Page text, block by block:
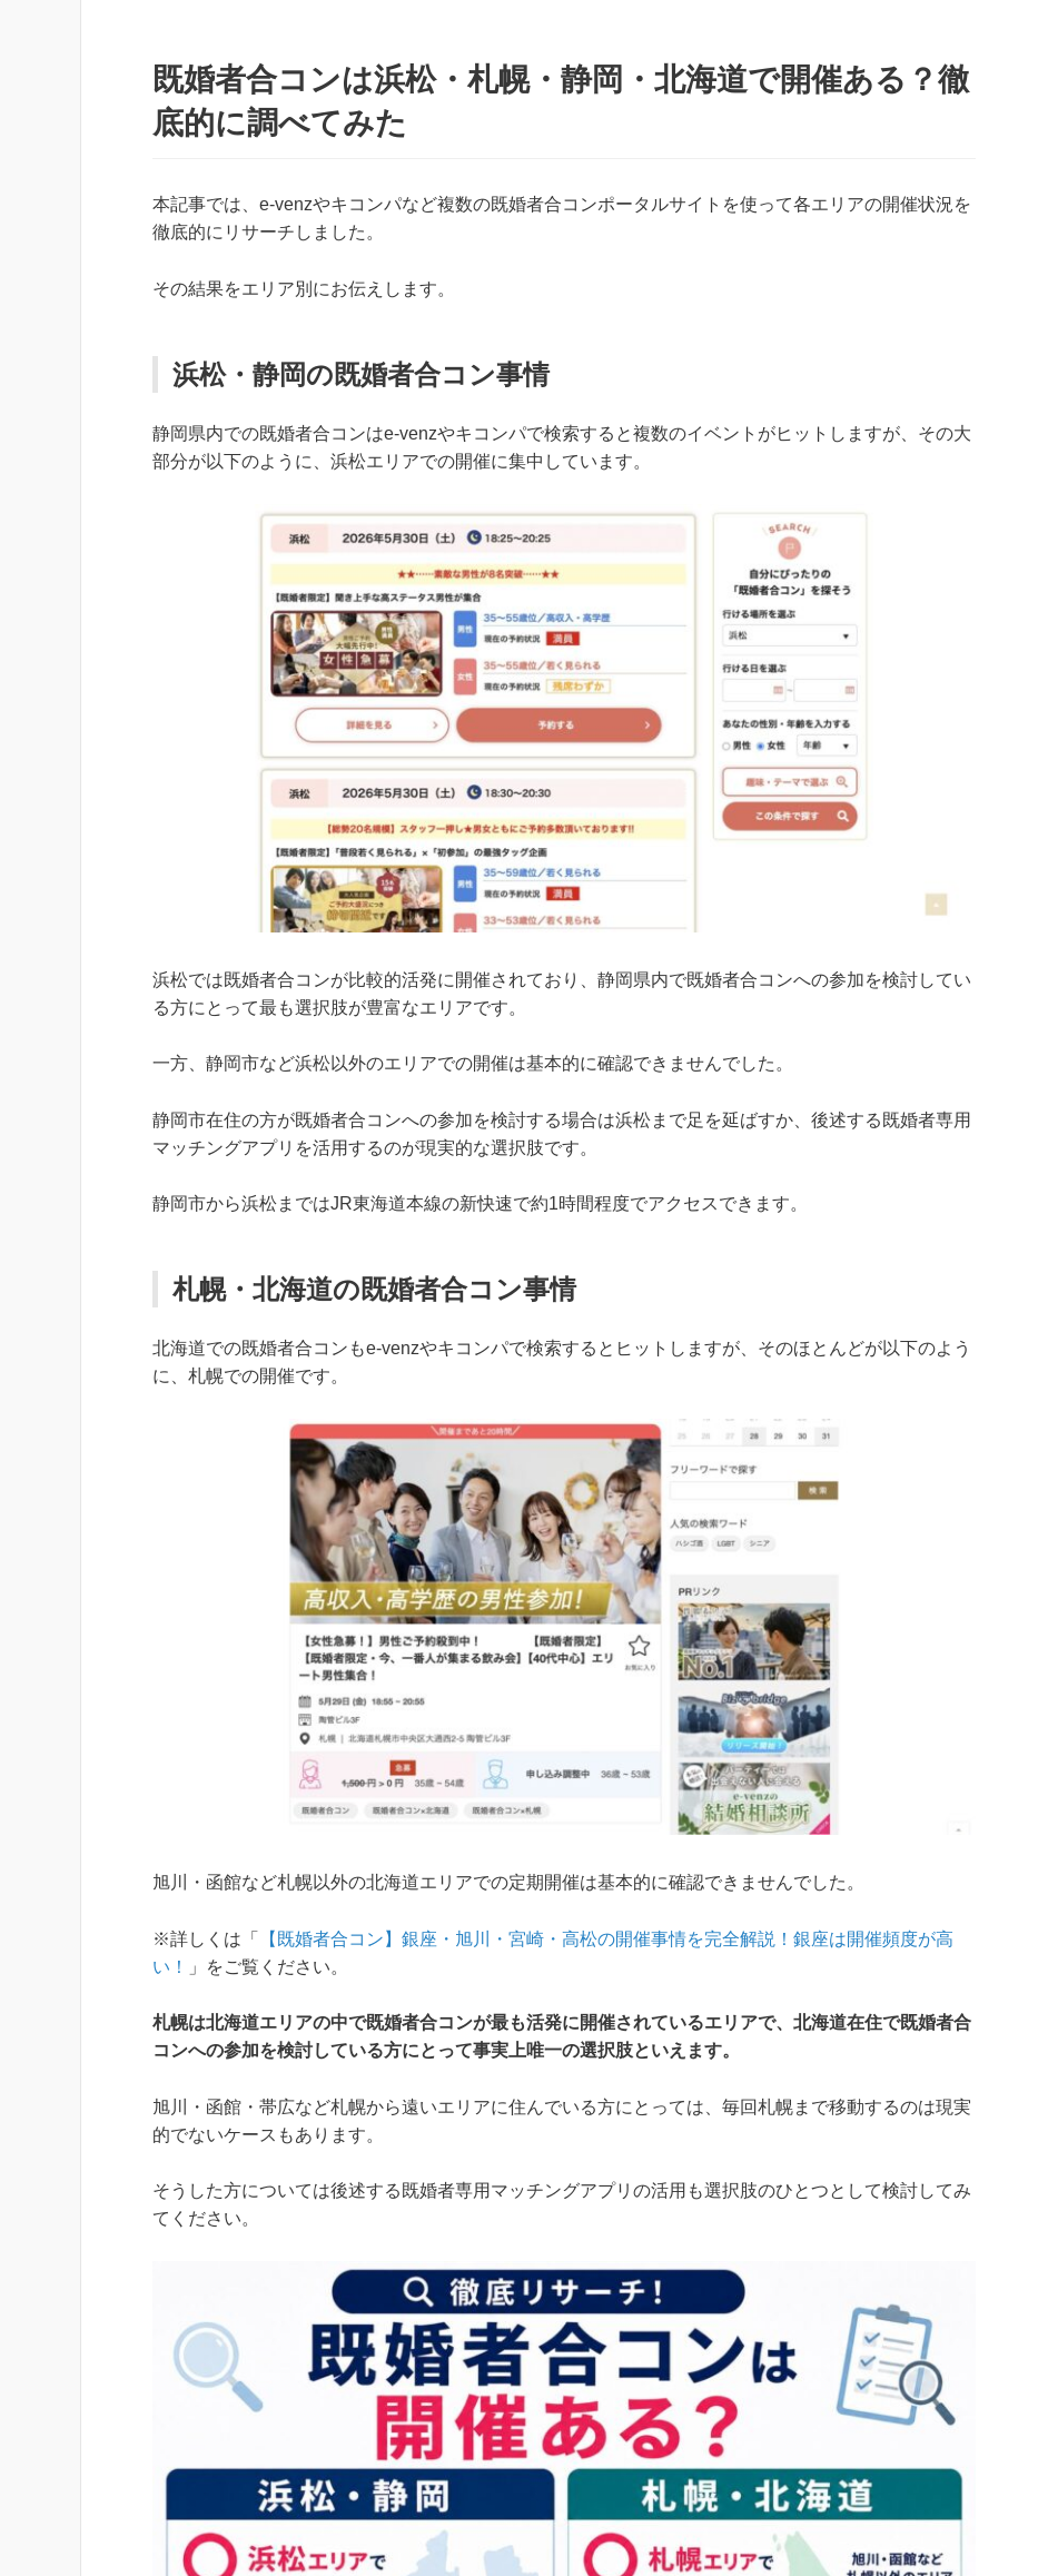
既婚者合コンは浜松・札幌・静岡・北海道で開催ある？徹
底的に調べてみた
本記事では、e-venzやキコンパなど複数の既婚者合コンポータルサイトを使って各エリアの開催状況を
徹底的にリサーチしました。
その結果をエリア別にお伝えします。
浜松・静岡の既婚者合コン事情
静岡県内での既婚者合コンはe-venzやキコンパで検索すると複数のイベントがヒットしますが、その大
部分が以下のように、浜松エリアでの開催に集中しています。
浜松では既婚者合コンが比較的活発に開催されており、静岡県内で既婚者合コンへの参加を検討してい
る方にとって最も選択肢が豊富なエリアです。
一方、静岡市など浜松以外のエリアでの開催は基本的に確認できませんでした。
静岡市在住の方が既婚者合コンへの参加を検討する場合は浜松まで足を延ばすか、後述する既婚者専用
マッチングアプリを活用するのが現実的な選択肢です。
静岡市から浜松まではJR東海道本線の新快速で約1時間程度でアクセスできます。
札幌・北海道の既婚者合コン事情
北海道での既婚者合コンもe-venzやキコンパで検索するとヒットしますが、そのほとんどが以下のよう
に、札幌での開催です。
旭川・函館など札幌以外の北海道エリアでの定期開催は基本的に確認できませんでした。
※詳しくは「
【既婚者合コン】銀座・旭川・宮崎・高松の開催事情を完全解説！銀座は開催頻度が高
い！
」をご覧ください。
札幌は北海道エリアの中で既婚者合コンが最も活発に開催されているエリアで、北海道在住で既婚者合
コンへの参加を検討している方にとって事実上唯一の選択肢といえます。
旭川・函館・帯広など札幌から遠いエリアに住んでいる方にとっては、毎回札幌まで移動するのは現実
的でないケースもあります。
そうした方については後述する既婚者専用マッチングアプリの活用も選択肢のひとつとして検討してみ
てください。